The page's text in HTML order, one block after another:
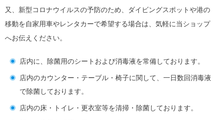
又、新型コロナウイルスの予防のため、ダイビングスポットや港の
移動を自家用車やレンタカーで希望する場合は、気軽に当ショップ
へお伝えください。
店内に、除菌用のシートおよび消毒液を常備しております。
店内のカウンター・テーブル・椅子に関して、一日数回消毒液
で除菌しております。
店内の床・トイレ・更衣室等を清掃・除菌しております。